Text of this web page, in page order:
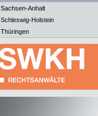
Sachsen-Anhalt
Schleswig-Holstein
Thüringen